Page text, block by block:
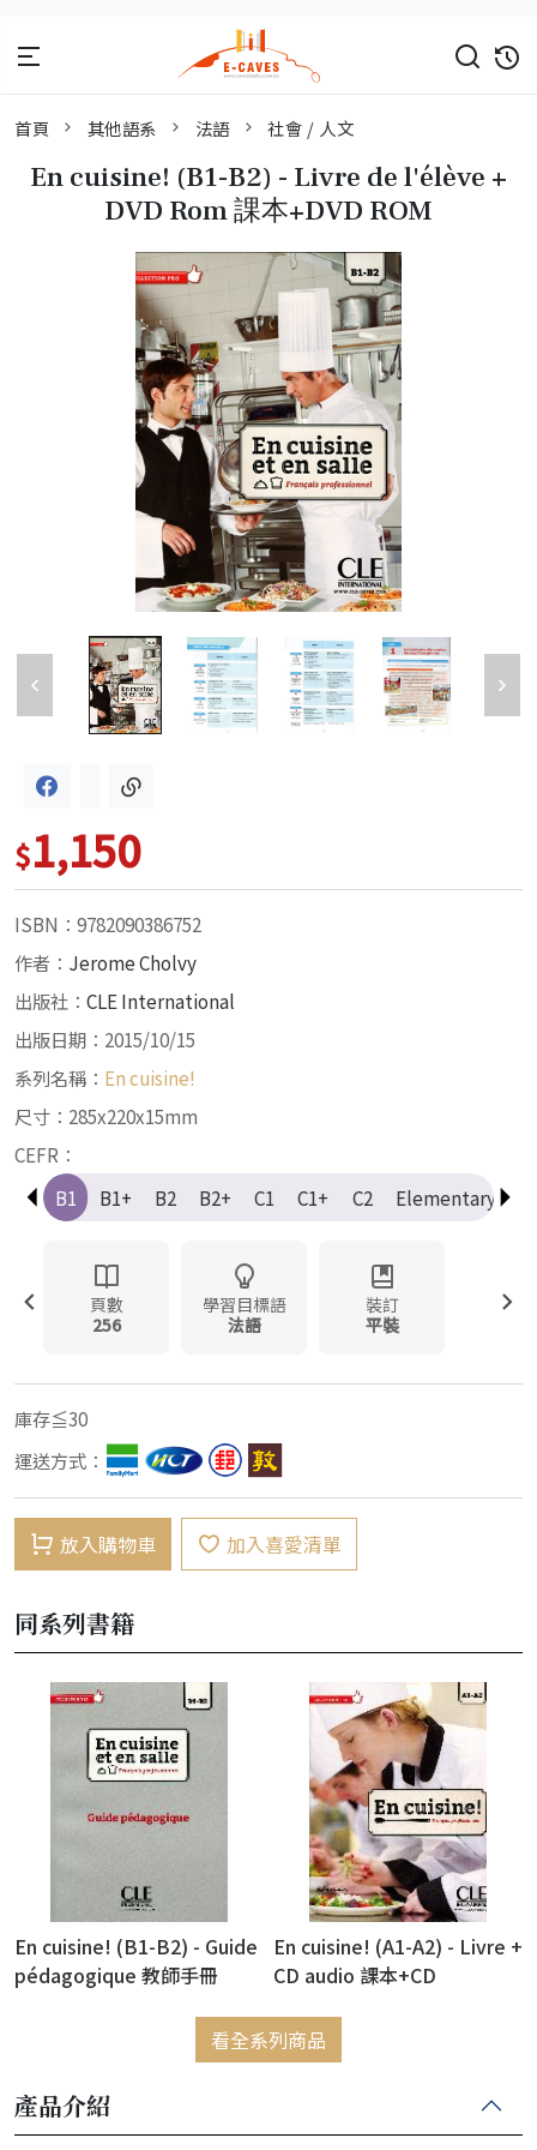
首頁 其他語系 法語 社會 / 人文
En cuisine! (B1-B2) - Livre de l'élève +
DVD Rom 課本+DVD ROM
$1,150
ISBN：9782090386752
作者： Jerome Cholvy
出版社： CLE International
出版日期：2015/10/15
系列名稱： En cuisine!
尺寸：285x220x15mm
CEFR：
A2+
B1 B1+ B2 B2+ C1 C1+ C2 Elementary
頁數
256
學習目標語
法語
裝訂
平裝
庫存≦30
運送方式：
放入購物車 加入喜愛清單
同系列書籍
En cuisine! (B1-B2) - Guide
pédagogique 教師手冊
En cuisine! (A1-A2) - Livre +
CD audio 課本+CD
看全系列商品
產品介紹